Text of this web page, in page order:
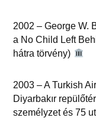
2002 – George W.
a No Child Left
hátra törvény)
2003 – A Turkish
Diyarbakır
személyzet és 75